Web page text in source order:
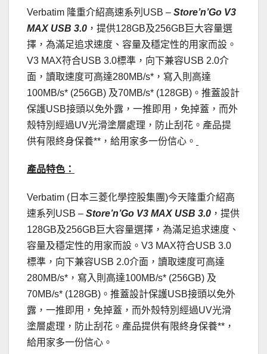
Verbatim 隆重介紹高速系列USB – Store’n’Go V3
MAX USB 3.0 ，提供128GB及256GB巨大容量選
擇，為滿足追求速度、容量及穩定性的用家而設。
V3 MAX符合USB 3.0標準，向下兼容USB 2.0介
面，讀取速度可高達280MB/s*，寫入則高達
100MB/s* (256GB) 及70MB/s* (128GB)。推蓋設計
保護USB接頭以免外露，一推即用，免掉蓋，而外
殼特別經過UV光滑塗層處理，防止刮花。產品提
供有限終身保養**，給用家多一份信心。
產品特色：
Verbatim (日本三菱化學控股集團)今天隆重介紹高
速系列USB – Store’n’Go V3 MAX USB 3.0 ，提供
128GB及256GB巨大容量選擇，為滿足追求速度、
容量及穩定性的用家而設。V3 MAX符合USB 3.0
標準，向下兼容USB 2.0介面，讀取速度可高達
280MB/s*，寫入則高達100MB/s* (256GB) 及
70MB/s* (128GB)。推蓋設計保護USB接頭以免外
露，一推即用，免掉蓋，而外殼特別經過UV光滑
塗層處理，防止刮花。產品提供有限終身保養**，
給用家多一份信心。